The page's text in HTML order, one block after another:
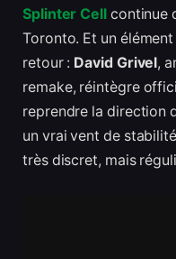
Splinter Cell continue
Toronto. Et un
retour : David Grivel,
remake, réintègre
reprendre la direction
un vrai vent de
très discret, mais